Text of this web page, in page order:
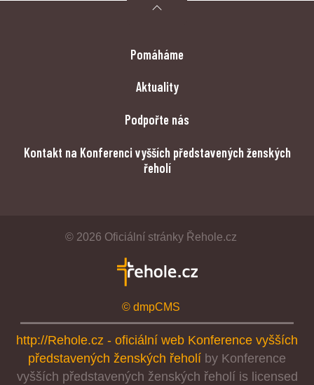
Pomáháme
Aktuality
Podpořte nás
Kontakt na Konferenci vyšších představených ženských
řeholí
© 2026 Oficiální stránky Řehole.cz
© dmpCMS
http://Rehole.cz - oficiální web Konference vyšších
představených ženských řeholí by Konference
vyšších představených ženských řeholí is licensed